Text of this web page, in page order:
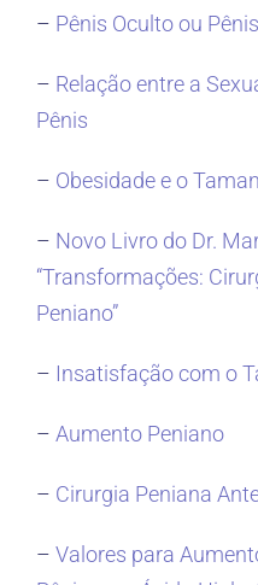
– Pênis Oculto ou
– Relação entre a
Pênis
– Obesidade e o
– Novo Livro do Dr.
“Transformações:
Peniano”
– Insatisfação com o
– Aumento Peniano
– Cirurgia Peniana
– Valores para